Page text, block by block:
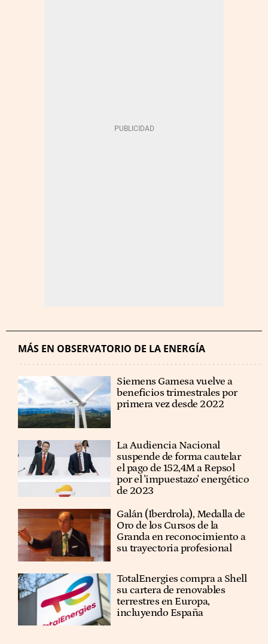
MÁS EN OBSERVATORIO DE LA ENERGÍA
Siemens Gamesa vuelve a
beneficios trimestrales por
primera vez desde 2022
La Audiencia Nacional
suspende de forma cautelar
el pago de 152,4M a Repsol
por el 'impuestazo' energético
de 2023
Galán (Iberdrola), Medalla de
Oro de los Cursos de la
Granda en reconocimiento a
su trayectoria profesional
TotalEnergies compra a Shell
su cartera de renovables
terrestres en Europa,
incluyendo España